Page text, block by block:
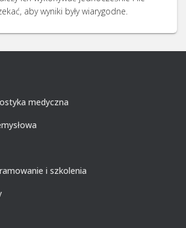
aby wyniki były wiarygodne.
medyczna
i szkolenia